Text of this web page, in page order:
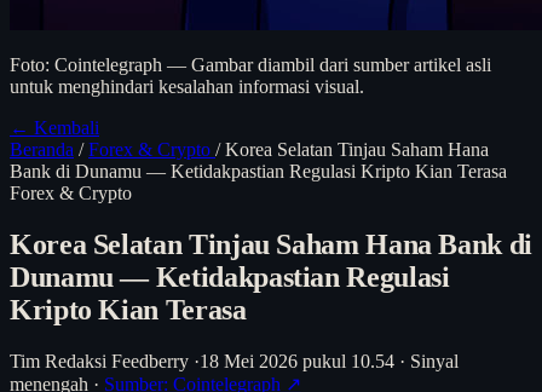
Foto: Cointelegraph — Gambar diambil dari sumber artikel asli
untuk menghindari kesalahan informasi visual.
← Kembali
Beranda / Forex & Crypto / Korea Selatan Tinjau Saham Hana
Bank di Dunamu — Ketidakpastian Regulasi Kripto Kian Terasa
Forex & Crypto
Korea Selatan Tinjau Saham Hana Bank di
Dunamu — Ketidakpastian Regulasi
Kripto Kian Terasa
Tim Redaksi Feedberry ·18 Mei 2026 pukul 10.54 · Sinyal
menengah · Sumber: Cointelegraph ↗